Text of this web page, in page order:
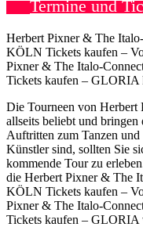
Termine und
Herbert Pixner & The
KÖLN Tickets kaufen –
Pixner & The Italo-
Tickets kaufen – GLORIA
Die Tourneen von
allseits beliebt und
Auftritten zum Tanzen und
Künstler sind, sollten Sie
kommende Tour zu
die Herbert Pixner & The
KÖLN Tickets kaufen –
Pixner & The Italo-
Tickets kaufen – GLORIA